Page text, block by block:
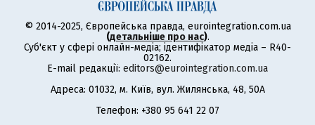
© 2014-2025, Європейська правда, eurointegration.com.ua
(детальніше про нас).
Суб'єкт у сфері онлайн-медіа; ідентифікатор медіа – R40-
02162.
E-mail редакції: editors@eurointegration.com.ua
Адреса: 01032, м. Київ, вул. Жилянська, 48, 50А
Телефон: +380 95 641 22 07